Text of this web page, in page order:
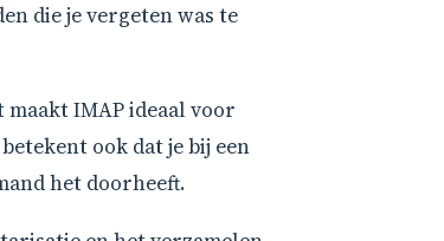
die je vergeten was te
maakt IMAP ideaal voor
ook dat je bij een
het doorheeft.